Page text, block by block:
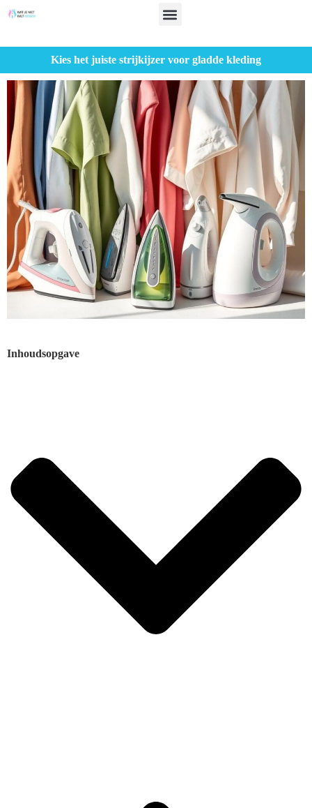
Kies het juiste strijkijzer voor gladde kleding
Inhoudsopgave